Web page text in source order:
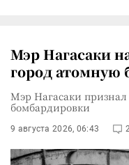
Мэр Нагасаки
город атомную
Мэр Нагасаки
бомбардировки
9 августа 2026, 06:43